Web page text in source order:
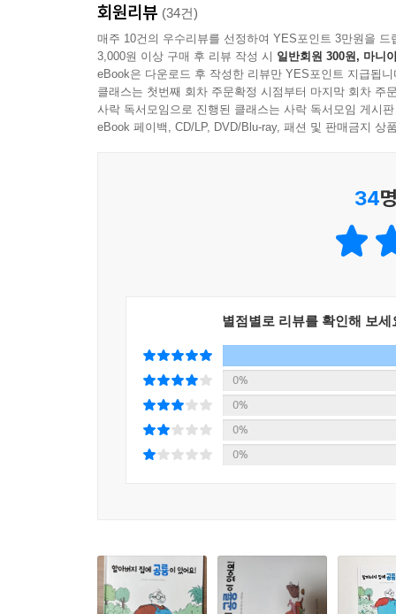
성장하는 『우리 집에 공룡이 살아요!』에 이어
경험으로 바뀌게 되는 과정을 발랄한 유머와 특유
재치 있는 구성이 웃음을 자아내고, 그림 곳곳에
사랑스러운 그림 또한 빼놓을 수 없는 이 책의 매력
할아버지의 멋진 선물 덕에 악셀의 평범한 휴가는
집에서 보낸 일주일은 결국… 엄청 재미있었어요!”
회원리뷰 (34건)
매주 10건의 우수리뷰를 선정하여 YES포인트 3만원을 드
3,000원 이상 구매 후 리뷰 작성 시 일반회원 300원, 마니
eBook은 다운로드 후 작성한 리뷰만 YES포인트 지급됩니
클래스는 첫번째 회차 주문확정 시점부터 마지막 회차 주
사락 독서모임으로 진행된 클래스는 사락 독서모임 게시
eBook 페이백, CD/LP, DVD/Blu-ray, 패션 및 판매금지 상
34
별점별로 리뷰를 확인해 보세
0%
0%
0%
0%